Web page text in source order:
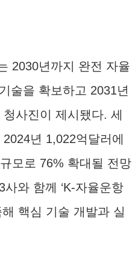
2030년까지 완전 자율
술을 확보하고 2031년
사진이 제시됐다. 세
년 1,022억달러에
모로 76% 확대될 전망
와 함께 ‘K-자율운항
핵심 기술 개발과 실